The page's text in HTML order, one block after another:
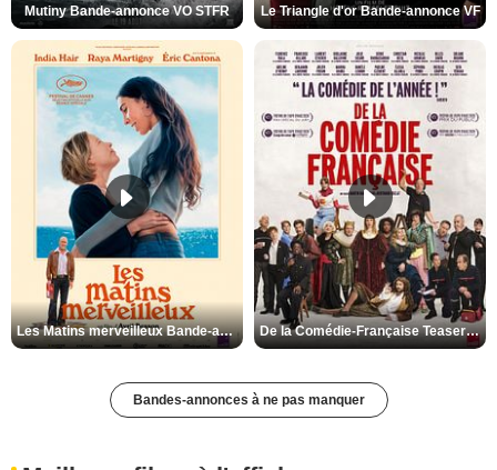
Mutiny Bande-annonce VO STFR Le Triangle d'or Bande-annonce VF
Les Matins merveilleux Bande-annonce VF De la Comédie-Française Teaser VF
Bandes-annonces à ne pas manquer